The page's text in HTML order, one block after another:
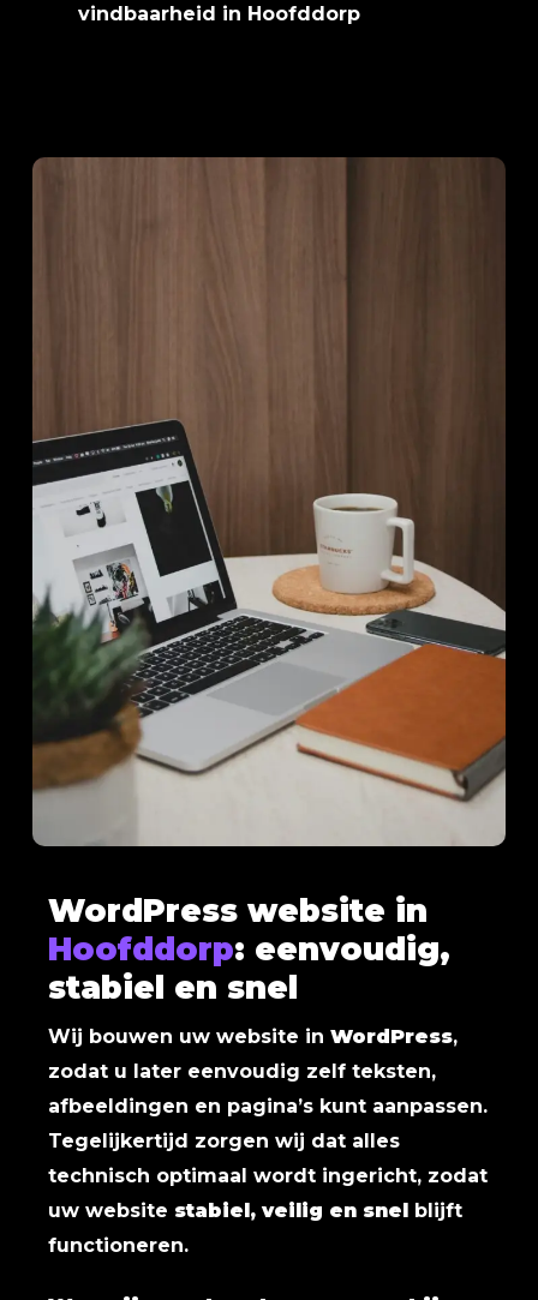
vindbaarheid in Hoofddorp
WordPress website in
Hoofddorp: eenvoudig,
stabiel en snel
Wij bouwen uw website inWordPress,
zodat u later eenvoudig zelf teksten,
afbeeldingen en pagina’s kunt aanpassen.
Tegelijkertijd zorgen wij dat alles
technisch optimaal wordt ingericht, zodat
uw website stabiel, veilig en snel
blijft
functioneren.